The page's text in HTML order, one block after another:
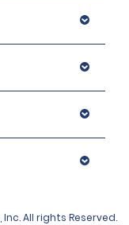
All rights Reserved.